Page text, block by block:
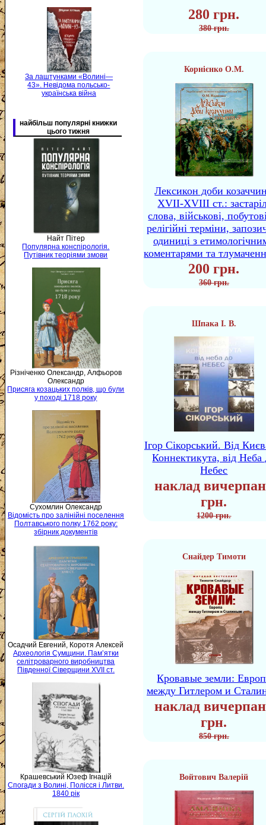
За лаштунками «Волині—
43». Невідома польсько-
українська війна
найбільш популярні книжки
цього тижня
Найт Пітер
Популярна конспірологія.
Путівник теоріями змови
Різніченко Олександр, Алфьоров
Олександр
Присяга козацьких полків, що були
у поході 1718 року
Сухомлин Олександр
Відомість про залінійні поселення
Полтавського полку 1762 року:
збірник документів
Осадчий Евгений, Коротя Алексей
Археологія Сумщини. Пам’ятки
селітроварного виробництва
Південної Сіверщини XVII ст.
Крашевський Юзеф Ігнацій
Спогади з Волині, Полісся і Литви.
1840 рік
280 грн.
380 грн.
Корнієнко О.М.
Лексикон доби
XVII-XVIII ст.:
слова, військові,
релігійні терміни,
одиниці з
коментарями та
200 грн.
360 грн.
Шпака І. В.
Ігор Сікорський. Від
Коннектикута, від Неба
Небес
наклад
грн.
1200 грн.
Снайдер Тимоти
Кровавые земли:
между Гитлером и
наклад
грн.
850 грн.
Войтович Валерій